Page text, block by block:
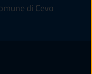
di Cevo